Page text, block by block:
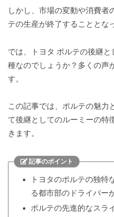
しかし、市場の変動や消費者
テの生産が終了することとな
では、トヨタ ポルテの後継
種なのでしょうか？多くの声
す。
この記事では、ポルテの魅力
て後継としてのルーミーの特
きます。
記事のポイント
トヨタのポルテの独特
る都市部のドライバー
ポルテの先進的なスラ